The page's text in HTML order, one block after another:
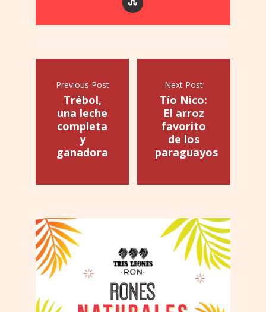
Previous Post
Trébol,
una leche
completa
y
ganadora
Next Post
Tío Nico:
El arroz
favorito
de los
paraguayos